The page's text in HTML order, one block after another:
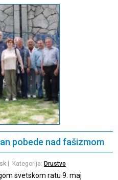
pobede nad fašizmom
| Kategorija: Drustvo
svetskom ratu 9. maj